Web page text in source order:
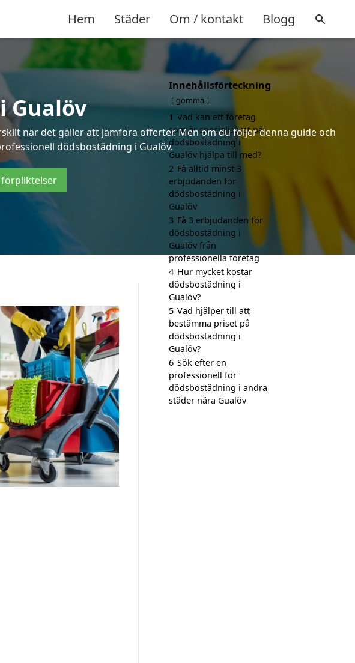
Hem Städer Om / kontakt Blogg
Gualöv
när det gäller att jämföra offerter. Men om du följer denna guide och
dödsbostädning i Gualöv.
förpliktelser
Innehållsförteckning
gömma
1 Vad kan ett företag
som är specialiserat på
dödsbostädning i
Gualöv hjälpa till med?
2 Få alltid minst 3
erbjudanden för
dödsbostädning i
Gualöv
3 Få 3 erbjudanden för
dödsbostädning i
Gualöv från
professionella företag
4 Hur mycket kostar
dödsbostädning i
Gualöv?
5 Vad hjälper till att
bestämma priset på
dödsbostädning i
Gualöv?
6 Sök efter en
professionell för
dödsbostädning i andra
städer nära Gualöv